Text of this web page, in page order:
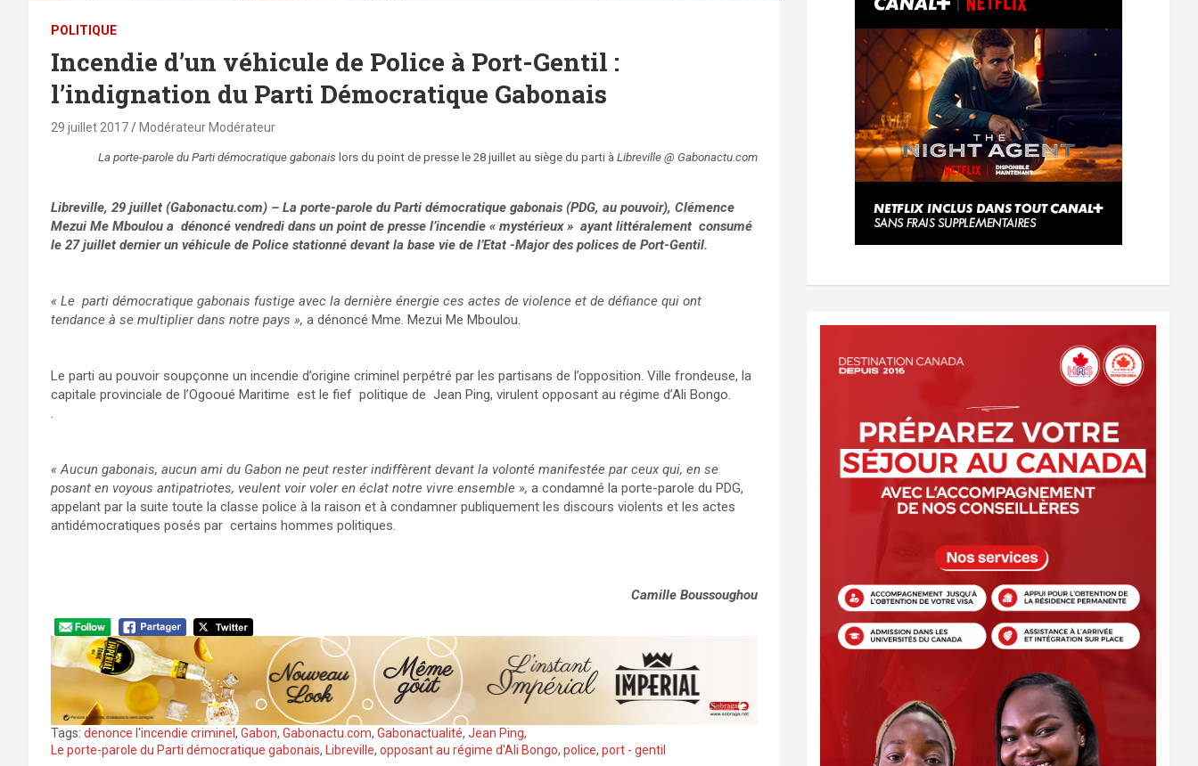
POLITIQUE
Incendie d’un véhicule de Police à Port-Gentil :
l’indignation du Parti Démocratique Gabonais
29 juillet 2017 Modérateur Modérateur
La porte-parole du Parti démocratique gabonais lors du point de presse le 28 juillet au siège du parti àLibreville @ Gabonactu.com
Libreville, 29 juillet (Gabonactu.com) – La porte-parole du Parti démocratique gabonais (PDG, au pouvoir), Clémence
Mezui Me Mboulou a dénoncé vendredi dans un point de presse l’incendie « mystérieux » ayant littéralement consumé
le 27 juillet dernier un véhicule de Police stationné devant la base vie de l’Etat -Major des polices de Port-Gentil.
« Le parti démocratique gabonais fustige avec la dernière énergie ces actes de violence et de défiance qui ont
tendance à se multiplier dans notre pays », a dénoncé Mme. Mezui Me Mboulou.
Le parti au pouvoir soupçonne un incendie d’origine criminel perpétré par les partisans de l’opposition. Ville frondeuse, la
capitale provinciale de l’Ogooué Maritime est le fief politique de Jean Ping, virulent opposant au régime d’Ali Bongo.
.
« Aucun gabonais, aucun ami du Gabon ne peut rester indiffèrent devant la volonté manifestée par ceux qui, en se
posant en voyous antipatriotes, veulent voir voler en éclat notre vivre ensemble », a condamné la porte-parole du PDG,
appelant par la suite toute la classe police à la raison et à condamner publiquement les discours violents et les actes
antidémocratiques posés par certains hommes politiques.
Camille Boussoughou
Tags: denonce l'incendie criminel , Gabon, Gabonactu.com, Gabonactualité, Jean Ping,
Le porte-parole du Parti démocratique gabonais, Libreville, opposant au régime d'Ali Bongo, police, port - gentil